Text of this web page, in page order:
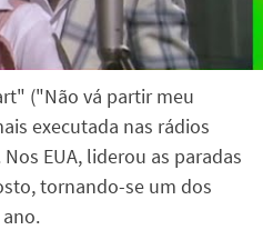
("Não vá partir meu
executada nas rádios
EUA, liderou as paradas
tornando-se um dos